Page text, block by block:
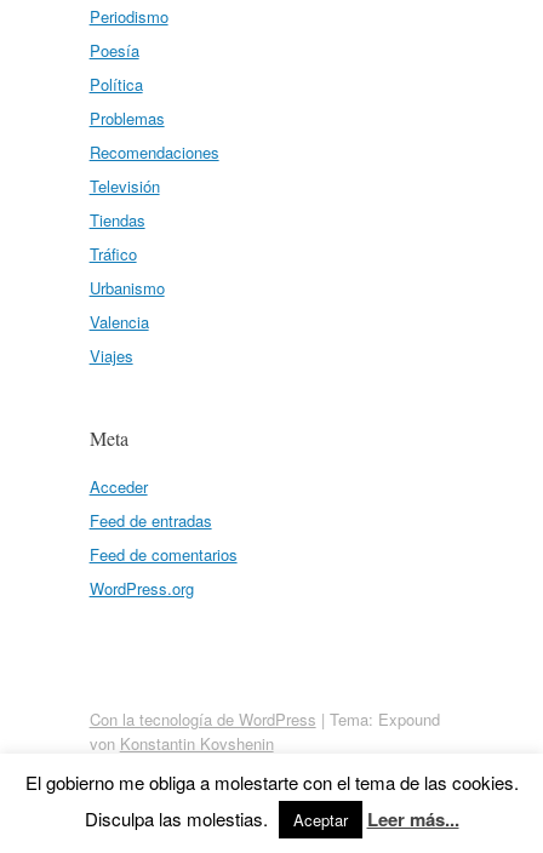
Periodismo
Poesía
Política
Problemas
Recomendaciones
Televisión
Tiendas
Tráfico
Urbanismo
Valencia
Viajes
Meta
Acceder
Feed de entradas
Feed de comentarios
WordPress.org
Con la tecnología de WordPress | Tema: Expound
von Konstantin Kovshenin
El gobierno me obliga a molestarte con el tema de las cookies.
Disculpa las molestias.
Aceptar Leer más...